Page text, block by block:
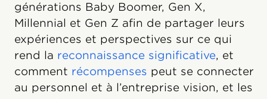
générations Baby Boomer, Gen X,
Millennial et Gen Z afin de partager leurs
expériences et perspectives sur ce qui
rend la reconnaissance significative, et
comment récompenses peut se connecter
au personnel et à l’entreprise vision, et les